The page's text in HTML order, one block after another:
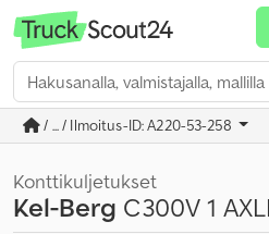
/ ... / Ilmoitus-ID: A220-53-258
Konttikuljetukset
Kel-Berg C300V 1